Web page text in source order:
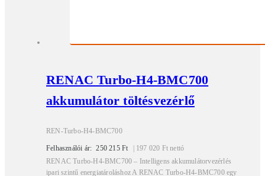
RENAC Turbo-H4-BMC700
akkumulátor töltésvezérlő
REN-Turbo-H4-BMC700
Felhasználói ár: 250 215Ft | 197 020 Ft nettó
RENAC Turbo-H4-BMC700 – Intelligens akkumulátorvezérlés
ipari szintű energiatároláshoz A RENAC Turbo-H4-BMC700 egy